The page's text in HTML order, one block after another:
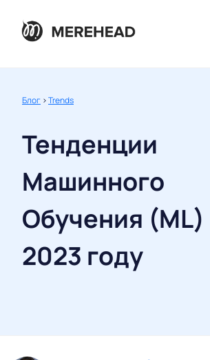
Блог >Trends
Тенденции
Машинного
Обучения (ML)
2023 году